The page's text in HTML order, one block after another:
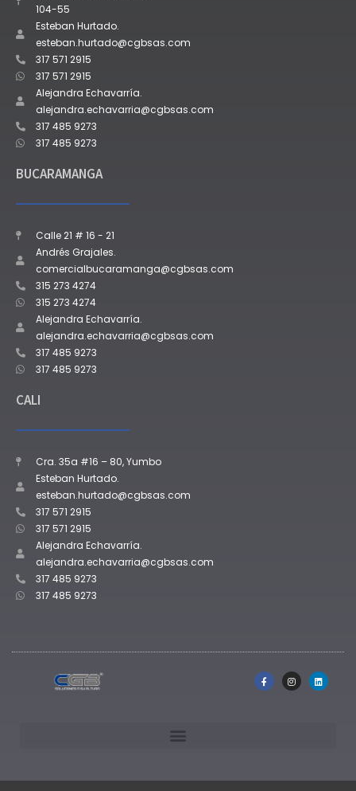
104-55
Esteban Hurtado.
esteban.hurtado@cgbsas.com
317 571 2915
317 571 2915
Alejandra Echavarría.
alejandra.echavarria@cgbsas.com
317 485 9273
317 485 9273
BUCARAMANGA
Calle 21 # 16 - 21
Andrés Grajales.
comercialbucaramanga@cgbsas.com
315 273 4274
315 273 4274
Alejandra Echavarría.
alejandra.echavarria@cgbsas.com
317 485 9273
317 485 9273
CALI
Cra. 35a #16 – 80, Yumbo
Esteban Hurtado.
esteban.hurtado@cgbsas.com
317 571 2915
317 571 2915
Alejandra Echavarría.
alejandra.echavarria@cgbsas.com
317 485 9273
317 485 9273